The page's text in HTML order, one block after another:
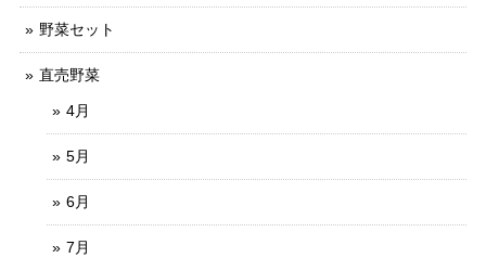
野菜セット
直売野菜
4月
5月
6月
7月